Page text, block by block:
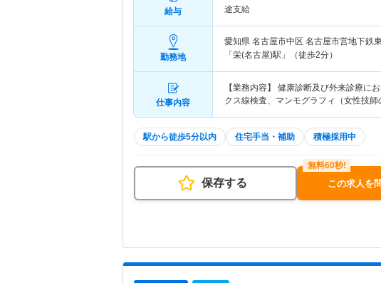
給与
途支給
勤務地
愛知県 名古屋市中区 名古屋市営地下鉄
「栄(名古屋)駅」（徒歩2分）
仕事内容
【業務内容】 健康診断及び外来診療に
クス線検査、マンモグラフィ（女性技
駅から徒歩5分以内 住宅手当・補助 積極採用中
保存する この求人を